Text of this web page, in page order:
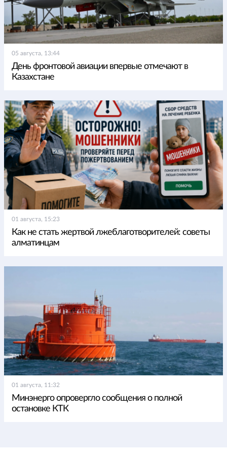
05 августа, 13:44
День фронтовой авиации впервые отмечают в
Казахстане
01 августа, 15:23
Как не стать жертвой лжеблаготворителей: советы
алматинцам
01 августа, 11:32
Минэнерго опровергло сообщения о полной
остановке КТК